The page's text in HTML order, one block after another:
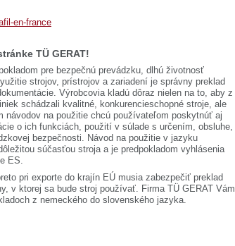
en-france
TÜ GERAT!
pre bezpečnú prevádzku, dlhú životnosť
strojov, prístrojov a zariadení je správny preklad
Výrobcovia kladú dôraz nielen na to, aby z
schádzali kvalitné, konkurencieschopné stroje, ale
návodov na použitie chcú používateľom poskytnúť aj
o ich funkciách, použití v súlade s určením, obsluhe,
bezpečnosti. Návod na použitie v jazyku
súčasťou stroja a je predpokladom vyhlásenia
ES.
pri exporte do krajín EÚ musia zabezpečiť preklad
v ktorej sa bude stroj používať. Firma TÜ GERAT Vám
z nemeckého do slovenského jazyka.